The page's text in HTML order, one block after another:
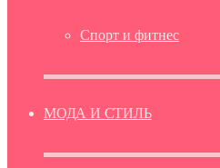
Спорт и фитнес
МОДА И СТИЛЬ